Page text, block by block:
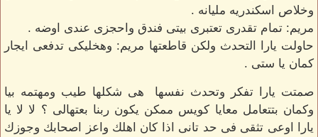
وخلاص اسكندريه مليانه .
مريم: تمام تقدرى تعتبرى بيتى فندق واحجزى عندى اوضه .
حاولت يارا التحدث ولكن قاطعتها مريم: وهخليكى تدفعى ايجار
كمان يا ستى .
صمتت يارا تفكر وتحدث نفسها هى شكلها طيب ومهتمه بيا
وكمان بتتعامل معايا كويس ممكن يكون ربنا بعتهالى ؟ لا لا يا
يارا اوعى تثقى فى حد تانى اذا كان اهلك واعز اصحابك وجوزك